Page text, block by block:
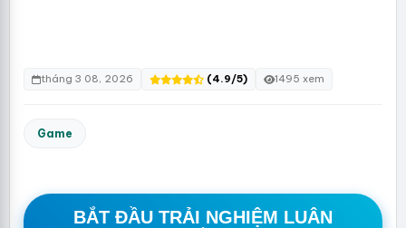
tháng 3 08, 2026 (4.9/5) 1495 xem
Game
BẮT ĐẦU TRẢI NGHIỆM LUÂN